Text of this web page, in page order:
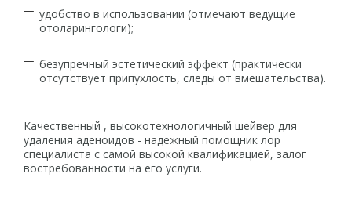
удобство в использовании (отмечают ведущие
отоларингологи);
безупречный эстетический эффект (практически
отсутствует припухлость, следы от вмешательства).
Качественный , высокотехнологичный шейвер для
удаления аденоидов - надежный помощник лор
специалиста с самой высокой квалификацией, залог
востребованности на его услуги.